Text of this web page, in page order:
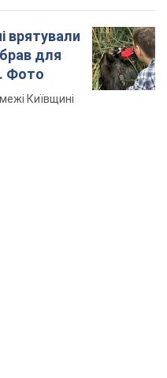
врятували
для
Фото
Київщині